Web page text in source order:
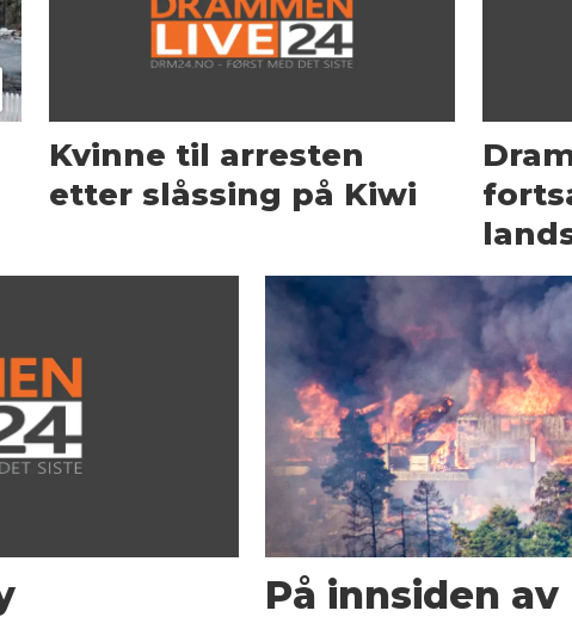
Kvinne til arresten
etter slåssing på Kiwi
På innsiden